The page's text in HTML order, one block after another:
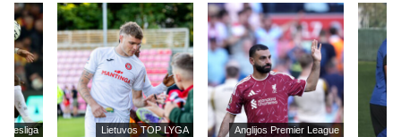
Lietuvos TOP LYGA Anglijos Premier League